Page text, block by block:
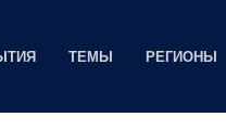
ТЕМЫ РЕГИОНЫ